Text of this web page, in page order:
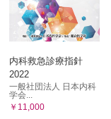
内科救急診療指針
2022
一般社団法人 日本内科
学会...
￥11,000